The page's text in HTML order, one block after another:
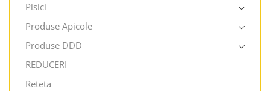
Pisici
Produse Apicole
Produse DDD
REDUCERI
Reteta